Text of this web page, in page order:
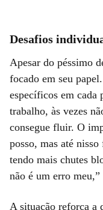
Desafios
Apesar do péssimo
focado em seu
específicos em cada
trabalho, às vezes
consegue fluir. O
posso, mas até
tendo mais chutes
não é um erro
A situação reforça a